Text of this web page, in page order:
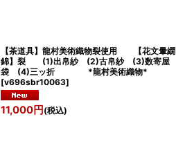
【茶道具】龍村美術織物裂使用 【花文暈繝
錦】裂 (1)出帛紗 (2)古帛紗 (3)数寄屋
袋 (4)三ッ折 *龍村美術織物*
[v696sbr10063]
11,000円 (税込)